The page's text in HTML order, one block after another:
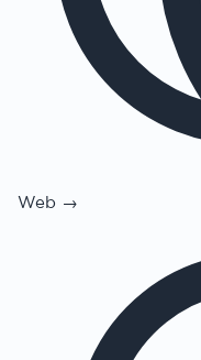
Web →